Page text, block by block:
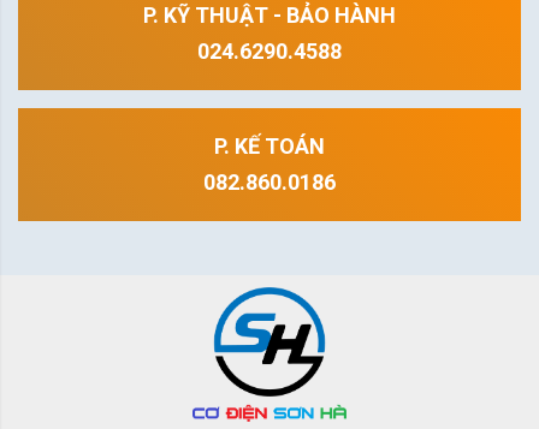
P. KỸ THUẬT - BẢO HÀNH
024.6290.4588
P. KẾ TOÁN
082.860.0186